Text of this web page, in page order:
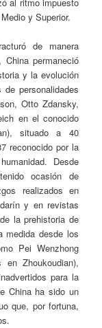
al ritmo impuesto
y Superior.
de manera
permaneció
y la evolución
personalidades
Otto Zdansky,
en el conocido
situado a 40
reconocido por la
Desde
ocasión de
realizados en
y en revistas
la prehistoria de
medida desde los
Pei Wenzhong
Zhoukoudian),
para la
China ha sido un
que, por fortuna,